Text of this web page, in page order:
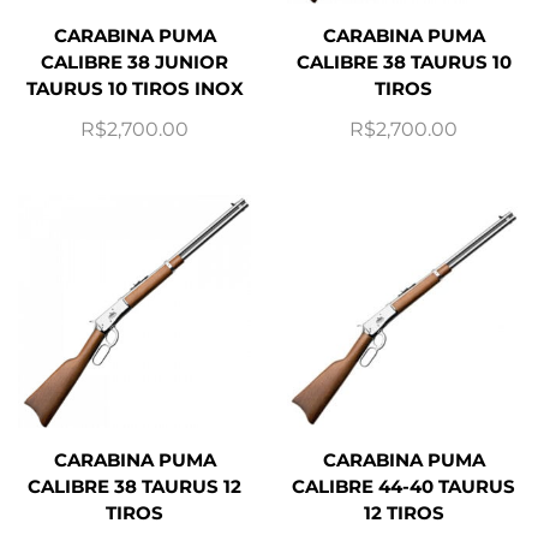
CARABINA PUMA
CALIBRE 38 JUNIOR
TAURUS 10 TIROS INOX
R$2,700.00
CARABINA PUMA
CALIBRE 38 TAURUS 10
TIROS
R$2,700.00
CARABINA PUMA
CALIBRE 38 TAURUS 12
TIROS
CARABINA PUMA
CALIBRE 44-40 TAURUS
12 TIROS